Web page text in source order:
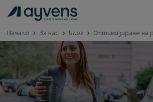
Начало За нас Блог Оптимизиране на